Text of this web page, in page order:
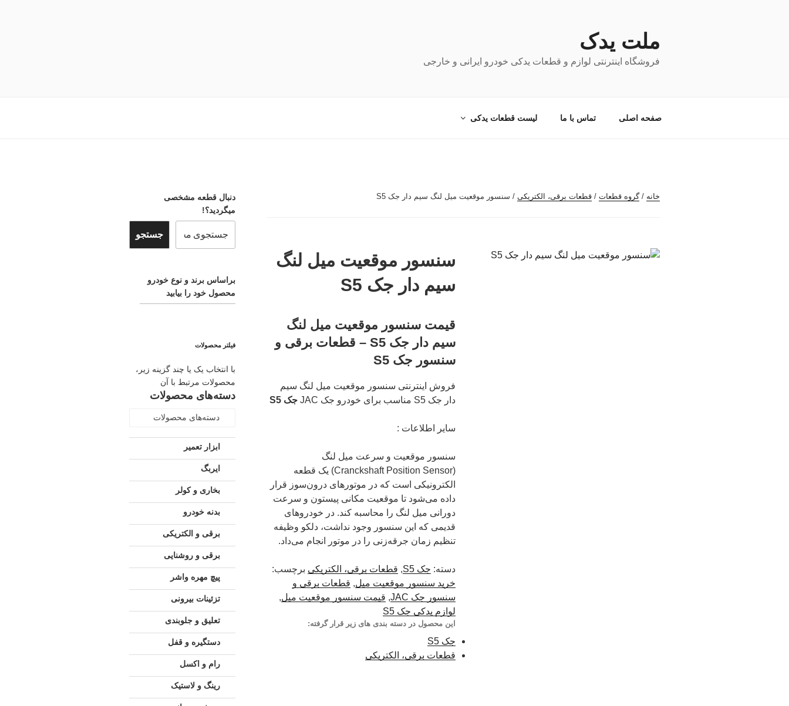
ملت یدک
فروشگاه اینترنتی لوازم و قطعات یدکی خودرو ایرانی و خارجی
صفحه اصلی تماس با ما لیست قطعات یدکی
خانه /گروه قطعات / قطعات برقی، الکتریکی / سنسور موقعیت میل لنگ سیم دار جک S5
سنسور موقعیت میل لنگ
سیم دار جک S5
قیمت سنسور موقعیت میل لنگ
سیم دار جک S5 – قطعات برقی و
سنسور جک S5
فروش اینترنتی سنسور موقعیت میل لنگ سیم
دار جک S5 مناسب برای خودرو جک JAC
جک S5
سایر اطلاعات :
سنسور موقعیت و سرعت میل لنگ
(Cranckshaft Position Sensor) یک قطعه
الکترونیکی است که در موتورهای درون‌سوز قرار
داده می‌شود تا موقعیت مکانی پیستون و سرعت
دورانی میل لنگ را محاسبه کند. در خودروهای
قدیمی که این سنسور وجود نداشت، دلکو وظیفه
تنظیم زمان جرقه‌زنی را در موتور انجام می‌داد.
دسته: جک S5 , قطعات برقی، الکتریکی برچسب:
خرید سنسور موقعیت میل, قطعات برقی و
سنسور جک JAC
, قیمت سنسور موقعیت میل,
لوازم یدکی جک S5
این محصول در دسته بندی های زیر قرار گرفته:
جک S5
قطعات برقی، الکتریکی
دنبال قطعه مشخصی
میگردید؟!
جستجو
براساس برند و نوع خودرو
محصول خود را بیابید
فیلتر محصولات
با انتخاب یک یا چند گزینه زیر،
محصولات مرتبط با آن
دسته‌های محصولات
دسته‌های محصولات
ابزار تعمیر
ایربگ
بخاری و کولر
بدنه خودرو
برقی و الکتریکی
برقی و روشنایی
پیچ مهره واشر
تزئینات بیرونی
تعلیق و جلوبندی
دستگیره و قفل
رام و اکسل
رینگ و لاستیک